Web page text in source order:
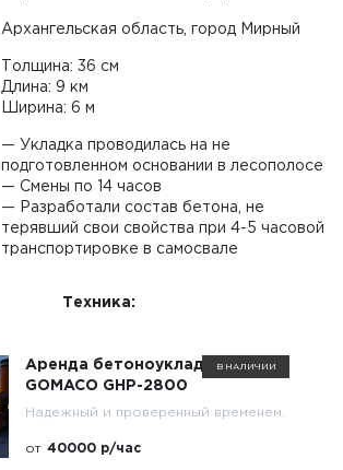
Архангельская область, город Мирный
Толщина: 36 см
Длина: 9 км
Ширина: 6 м
— Укладка проводилась на не
подготовленном основании в лесополосе
— Смены по 14 часов
— Разработали состав бетона, не
терявший свои свойства при 4-5 часовой
транспортировке в самосвале
Техника:
Аренда бетоноукладчика
GOMACO GHP-2800
Надежный и проверенный временем.
от 40000 р/час
В НАЛИЧИИ